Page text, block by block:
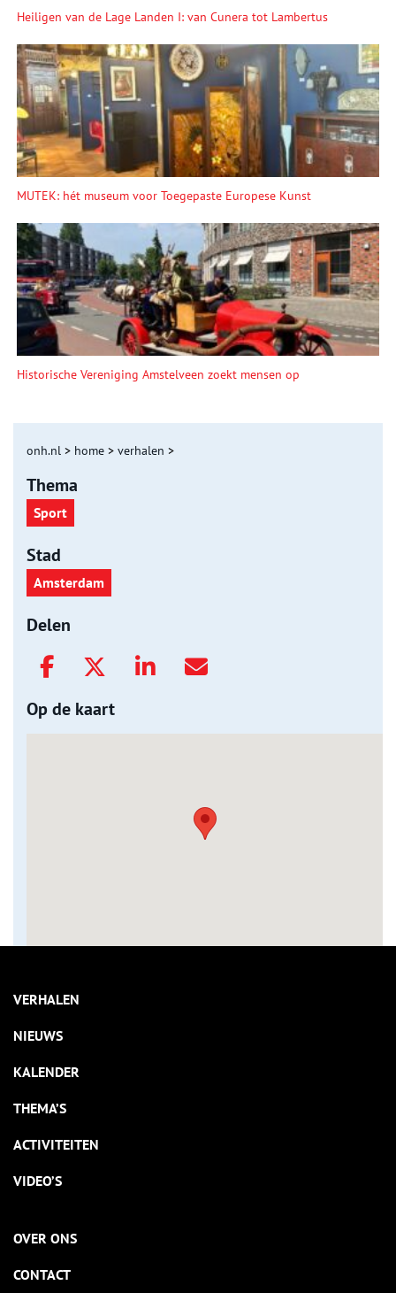
Heiligen van de Lage Landen I: van Cunera tot Lambertus
MUTEK: hét museum voor Toegepaste Europese Kunst
Historische Vereniging Amstelveen zoekt mensen op
onh.nl > home > verhalen >
Thema
Sport
Stad
Amsterdam
Delen
Op de kaart
VERHALEN
NIEUWS
KALENDER
THEMA’S
ACTIVITEITEN
VIDEO’S
OVER ONS
CONTACT